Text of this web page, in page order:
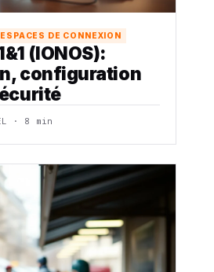
DE CONNEXION
(IONOS):
configuration
· 8 min